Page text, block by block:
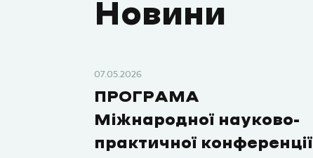
Новини
07.05.2026
ПРОГРАМА
Міжнародної науково-
практичної конференції